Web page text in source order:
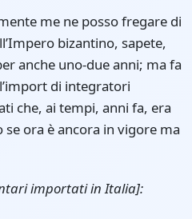
me ne posso fregare di
bizantino, sapete,
anche uno-due anni; ma fa
di integratori
che, ai tempi, anni fa, era
ora è ancora in vigore ma
importati in Italia]: